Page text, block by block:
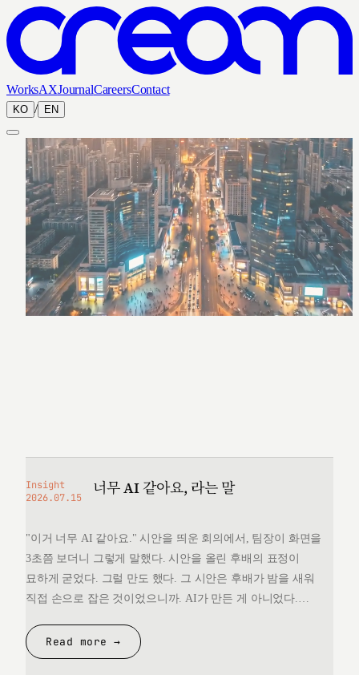
WorksAXJournalCareersContact
KO / EN
Insight
2026.07.15
너무 AI 같아요, 라는 말
"이거 너무 AI 같아요." 시안을 띄운 회의에서, 팀장이 화면을
3초쯤 보더니 그렇게 말했다. 시안을 올린 후배의 표정이
묘하게 굳었다. 그럴 만도 했다. 그 시안은 후배가 밤을 새워
직접 손으로 잡은 것이었으니까. AI가 만든 게 아니었다.
것을 변호할 언어를 끝내 찾지 못했다. 돌아오는 길에
생각했다. 대체 "AI 같다"는…
Read more →